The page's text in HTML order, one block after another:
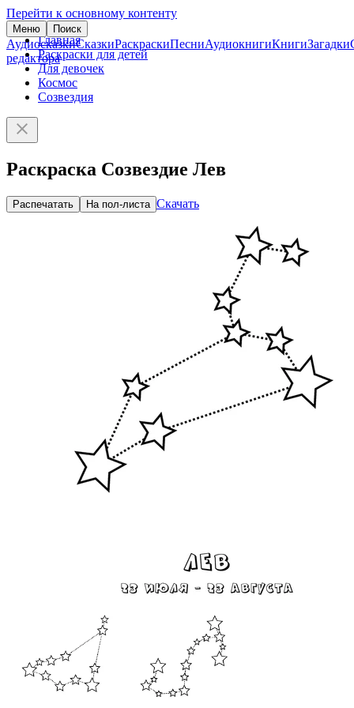
Перейти к основному контенту
Меню Поиск
АудиосказкиСказкиРаскраскиПесниАудиокнигиКнигиЗагадки
редактора
Главная
Раскраски для детей
Для девочек
Космос
Созвездия
Раскраска Созвездие Лев
Распечатать На пол-листа Скачать